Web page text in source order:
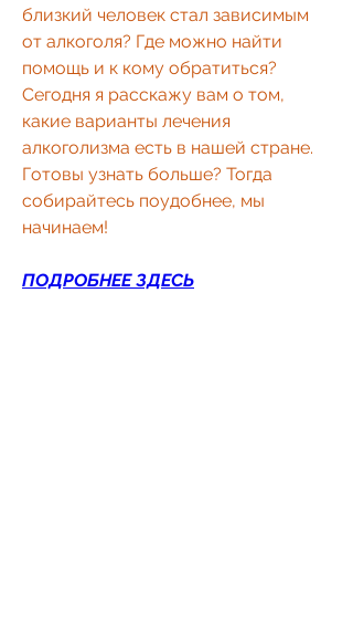
близкий человек стал зависимым
от алкоголя? Где можно найти
помощь и к кому обратиться?
Сегодня я расскажу вам о том,
какие варианты лечения
алкоголизма есть в нашей стране.
Готовы узнать больше? Тогда
собирайтесь поудобнее, мы
начинаем!
ПОДРОБНЕЕ ЗДЕСЬ